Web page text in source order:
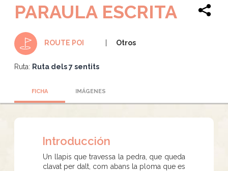
PARAULA ESCRITA
ROUTE POI Otros
Ruta: Ruta dels 7 sentits
FICHA IMÁGENES
Introducción
Un llapis que travessa la pedra, que queda
clavat per dalt, com abans la ploma que es